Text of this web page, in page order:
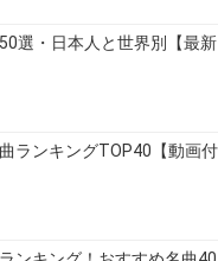
選・日本人と世界別【最新
ランキングTOP40【動画付